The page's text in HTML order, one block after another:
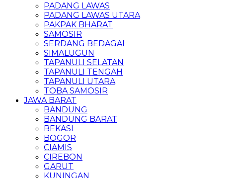
PADANG LAWAS
PADANG LAWAS UTARA
PAKPAK BHARAT
SAMOSIR
SERDANG BEDAGAI
SIMALUGUN
TAPANULI SELATAN
TAPANULI TENGAH
TAPANULI UTARA
TOBA SAMOSIR
JAWA BARAT
BANDUNG
BANDUNG BARAT
BEKASI
BOGOR
CIAMIS
CIREBON
GARUT
KUNINGAN